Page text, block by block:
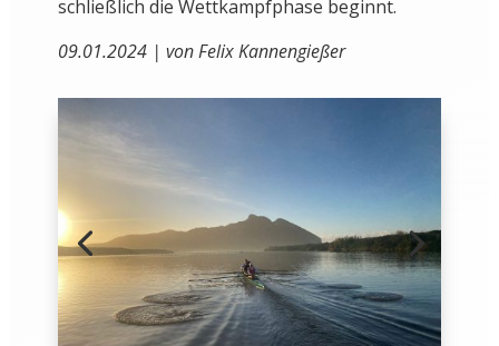
schließlich die Wettkampfphase beginnt.
09.01.2024 | von Felix Kannengießer